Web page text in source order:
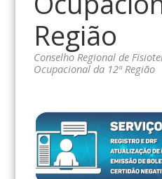
Região
Conselho Regional de
Ocupacional da 12ª Região